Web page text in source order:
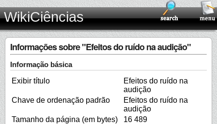
WikiCiências
Informações sobre "Efeitos do ruído na audição"
Informação básica
Exibir título
Efeitos do ruído na
audição
Chave de ordenação padrão
Efeitos do ruído na
audição
Tamanho da página (em bytes)
16 489